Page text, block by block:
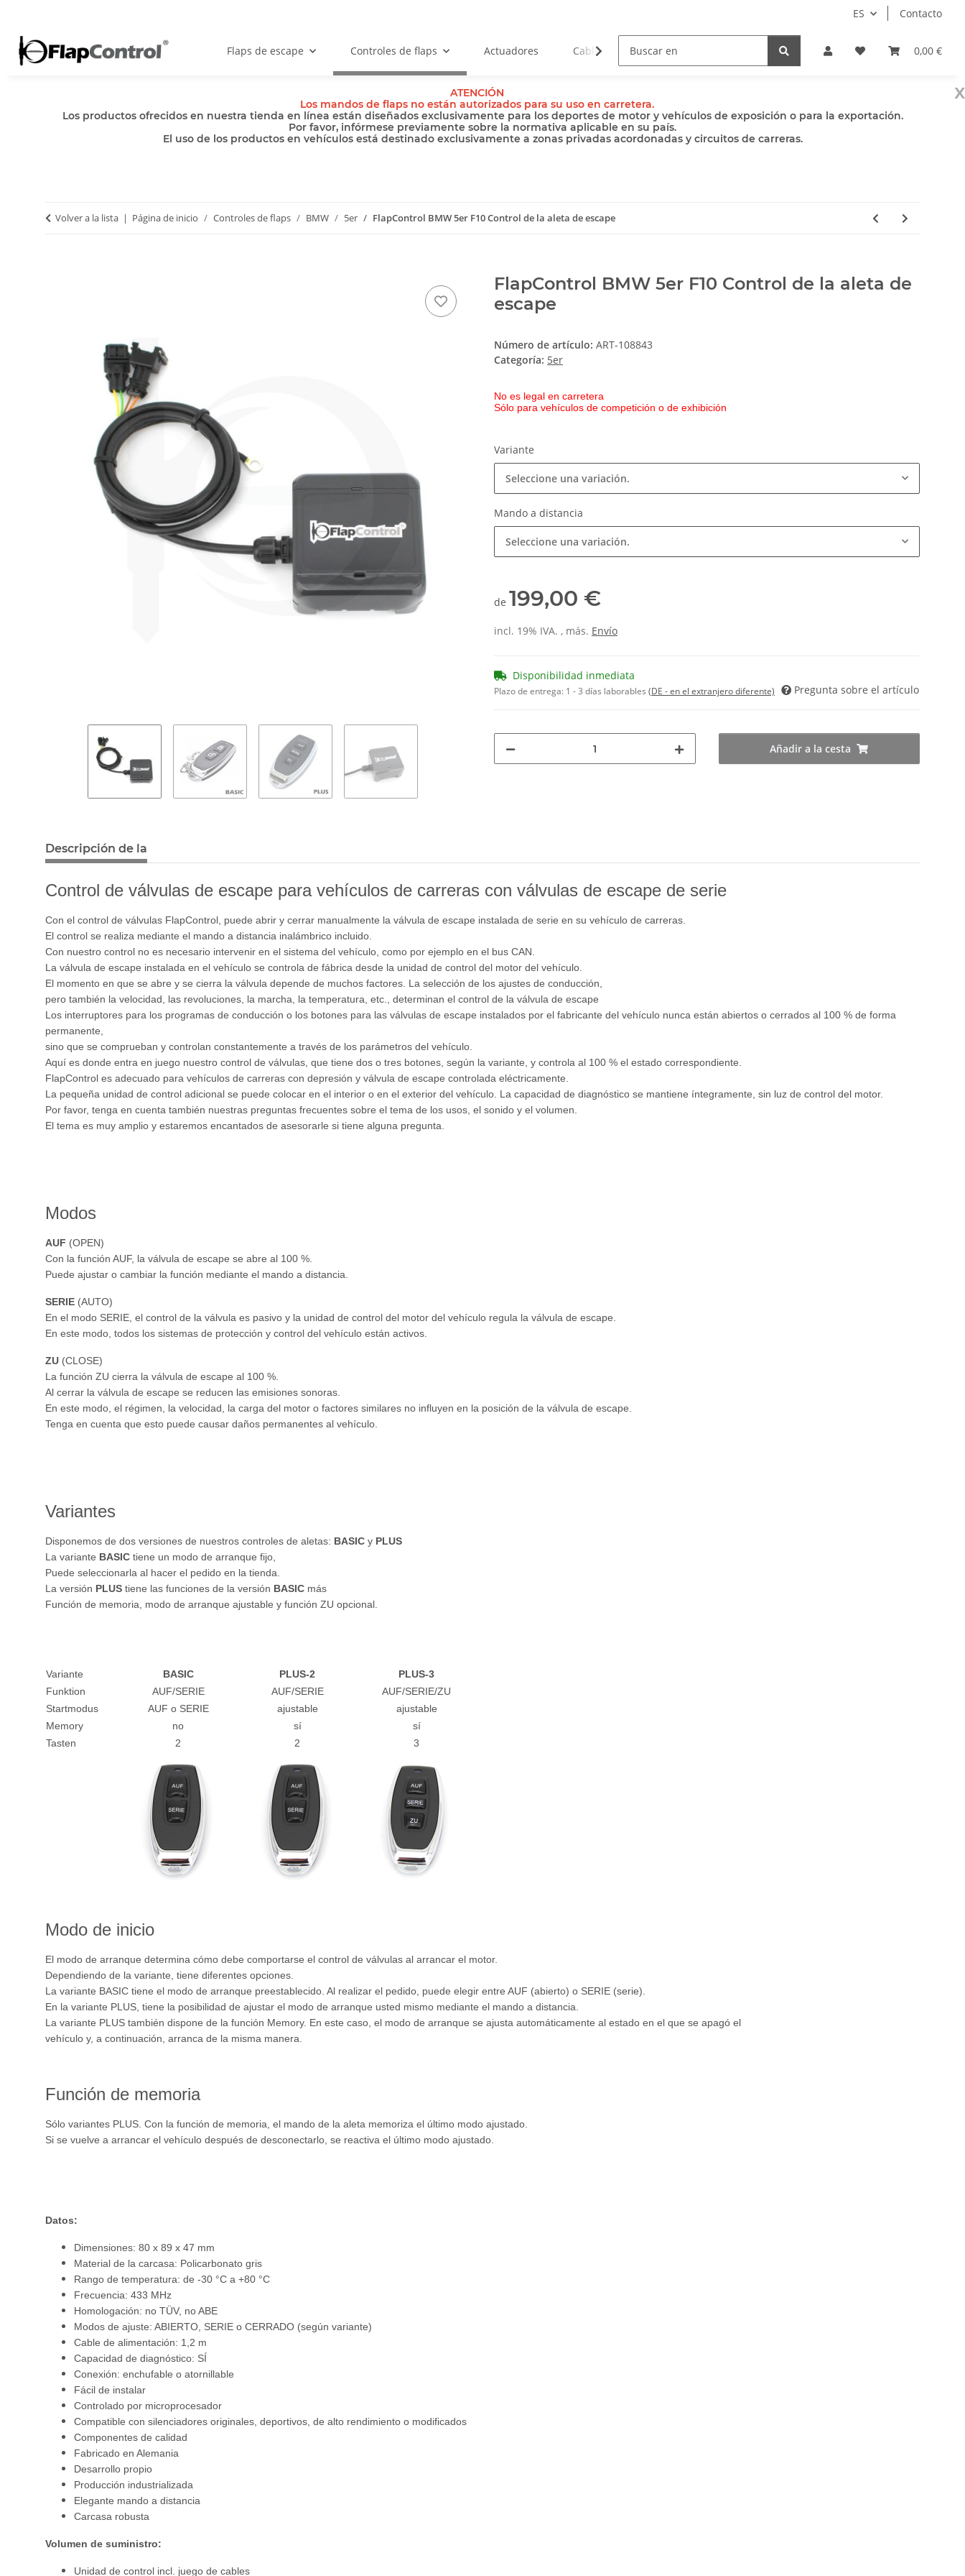
ES Contacto
0,00 €
Flaps de escape Controles de flaps Actuadores Cables Bombas
x
ATENCIÓN
Los mandos de flaps no están autorizados para su uso en carretera.
Los productos ofrecidos en nuestra tienda en línea están diseñados exclusivamente para los deportes de motor y vehículos de exposición o para la exportación.
Por favor, infórmese previamente sobre la normativa aplicable en su país.
El uso de los productos en vehículos está destinado exclusivamente a zonas privadas acordonadas y circuitos de carreras.
Volver a la lista Página de inicio Controles de flaps BMW 5er FlapControl BMW 5er F10 Control de la aleta de escape
FlapControl BMW 5er F10 Control de la aleta de
escape
Número de artículo: ART-108843
Categoría: 5er
No es legal en carretera
Sólo para vehículos de competición o de exhibición
Variante
Seleccione una variación.
Mando a distancia
Seleccione una variación.
de 199,00 €
incl. 19% IVA. , más. Envío
Disponibilidad inmediata
Plazo de entrega: 1 - 3 días laborables (DE - en el extranjero diferente) Pregunta sobre el artículo
Añadir a la cesta
Descripción de la
Control de válvulas de escape para vehículos de carreras con válvulas de escape de serie
Con el control de válvulas FlapControl, puede abrir y cerrar manualmente la válvula de escape instalada de serie en su vehículo de carreras.
El control se realiza mediante el mando a distancia inalámbrico incluido.
Con nuestro control no es necesario intervenir en el sistema del vehículo, como por ejemplo en el bus CAN.
La válvula de escape instalada en el vehículo se controla de fábrica desde la unidad de control del motor del vehículo.
El momento en que se abre y se cierra la válvula depende de muchos factores. La selección de los ajustes de conducción,
pero también la velocidad, las revoluciones, la marcha, la temperatura, etc., determinan el control de la válvula de escape
Los interruptores para los programas de conducción o los botones para las válvulas de escape instalados por el fabricante del vehículo nunca están abiertos o cerrados al 100 % de forma
permanente,
sino que se comprueban y controlan constantemente a través de los parámetros del vehículo.
Aquí es donde entra en juego nuestro control de válvulas, que tiene dos o tres botones, según la variante, y controla al 100 % el estado correspondiente.
FlapControl es adecuado para vehículos de carreras con depresión y válvula de escape controlada eléctricamente.
La pequeña unidad de control adicional se puede colocar en el interior o en el exterior del vehículo. La capacidad de diagnóstico se mantiene íntegramente, sin luz de control del motor.
Por favor, tenga en cuenta también nuestras preguntas frecuentes sobre el tema de los usos, el sonido y el volumen.
El tema es muy amplio y estaremos encantados de asesorarle si tiene alguna pregunta.
Modos
AUF (OPEN)
Con la función AUF, la válvula de escape se abre al 100 %.
Puede ajustar o cambiar la función mediante el mando a distancia.
SERIE (AUTO)
En el modo SERIE, el control de la válvula es pasivo y la unidad de control del motor del vehículo regula la válvula de escape.
En este modo, todos los sistemas de protección y control del vehículo están activos.
ZU (CLOSE)
La función ZU cierra la válvula de escape al 100 %.
Al cerrar la válvula de escape se reducen las emisiones sonoras.
En este modo, el régimen, la velocidad, la carga del motor o factores similares no influyen en la posición de la válvula de escape.
Tenga en cuenta que esto puede causar daños permanentes al vehículo.
Variantes
Disponemos de dos versiones de nuestros controles de aletas: BASIC y PLUS
La variante BASIC tiene un modo de arranque fijo,
Puede seleccionarla al hacer el pedido en la tienda.
La versión PLUS tiene las funciones de la versión BASIC más
Función de memoria, modo de arranque ajustable y función ZU opcional.
Variante BASIC PLUS-2
PLUS-3
Funktion
AUF/SERIE AUF/SERIE
AUF/SERIE/ZU
Startmodus
AUF o SERIE ajustable
ajustable
Memory
no sí
sí
Tasten
2 2 3
Modo de inicio
El modo de arranque determina cómo debe comportarse el control de válvulas al arrancar el motor.
Dependiendo de la variante, tiene diferentes opciones.
La variante BASIC tiene el modo de arranque preestablecido. Al realizar el pedido, puede elegir entre AUF (abierto) o SERIE (serie).
En la variante PLUS, tiene la posibilidad de ajustar el modo de arranque usted mismo mediante el mando a distancia.
La variante PLUS también dispone de la función Memory. En este caso, el modo de arranque se ajusta automáticamente al estado en el que se apagó el
vehículo y, a continuación, arranca de la misma manera.
Función de memoria
Sólo variantes PLUS. Con la función de memoria, el mando de la aleta memoriza el último modo ajustado.
Si se vuelve a arrancar el vehículo después de desconectarlo, se reactiva el último modo ajustado.
Datos:
Dimensiones: 80 x 89 x 47 mm
Material de la carcasa: Policarbonato gris
Rango de temperatura: de -30 °C a +80 °C
Frecuencia: 433 MHz
Homologación: no TÜV, no ABE
Modos de ajuste: ABIERTO, SERIE o CERRADO (según variante)
Cable de alimentación: 1,2 m
Capacidad de diagnóstico: SÍ
Conexión: enchufable o atornillable
Fácil de instalar
Controlado por microprocesador
Compatible con silenciadores originales, deportivos, de alto rendimiento o modificados
Componentes de calidad
Fabricado en Alemania
Desarrollo propio
Producción industrializada
Elegante mando a distancia
Carcasa robusta
Volumen de suministro:
Unidad de control incl. juego de cables